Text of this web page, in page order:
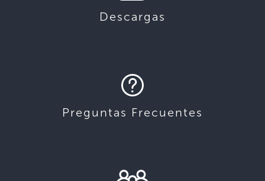
Descargas
Preguntas Frecuentes